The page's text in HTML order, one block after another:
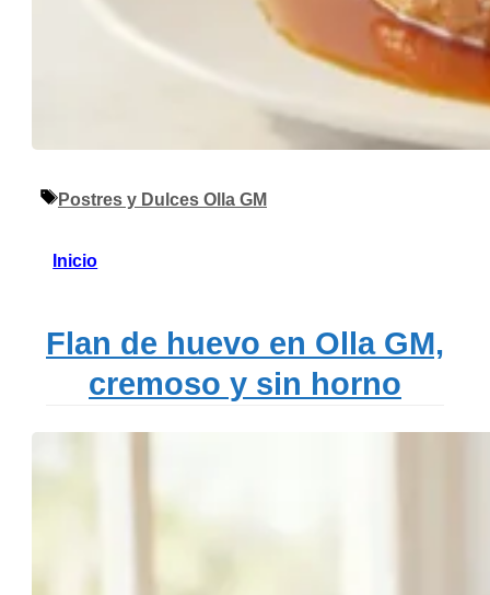
Etiquetas
Postres y Dulces Olla GM
Inicio
Flan de huevo en Olla GM,
cremoso y sin horno